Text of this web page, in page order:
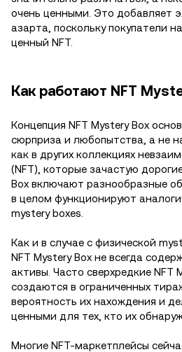
очень ценными. Это добавляет
азарта, поскольку покупатели
ценный NFT.
Как работают NFT
Концепция NFT Mystery Box
сюрприза и любопытства, а не
как в других коллекциях
(NFT), которые зачастую
Box включают разнообразные
в целом функционируют
mystery boxes.
Как и в случае с физической
NFT Mystery Box не всегда
активы. Часто сверхредкие NFT
создаются в ограниченных
вероятность их нахождения и
ценными для тех, кто их
Многие NFT-маркетплейсы